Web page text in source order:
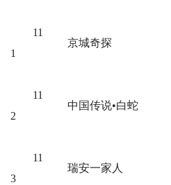
11
1
京城奇探
11
2
中国传说•白蛇
11
3
瑞安一家人